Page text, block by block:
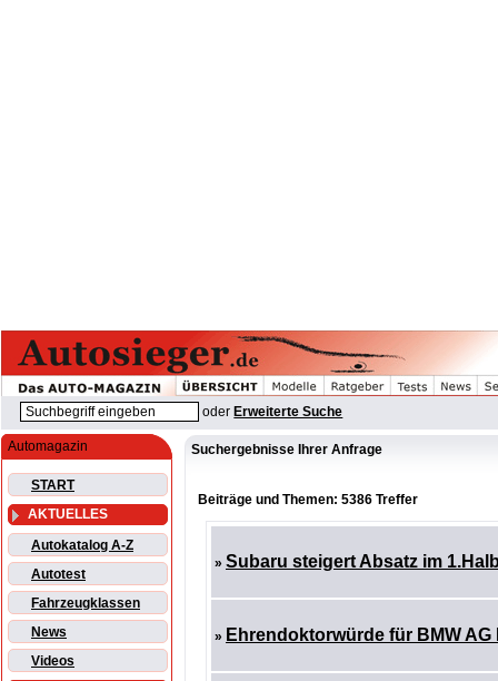
oder Erweiterte Suche
Automagazin
START
AKTUELLES
Autokatalog A-Z
Autotest
Fahrzeugklassen
News
Videos
Suchergebnisse Ihrer Anfrage
Beiträge und Themen: 5386 Treffer
» Subaru steigert Absatz im
» Ehrendoktorwürde für BMW